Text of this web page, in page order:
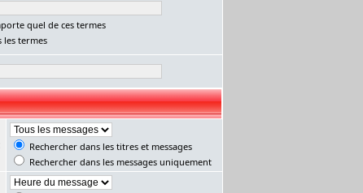
quel de ces termes
les termes
Rechercher dans les titres et messages
Rechercher dans les messages uniquement